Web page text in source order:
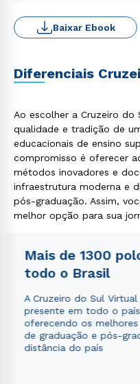
Baixar Ebook
Diferenciais
Ao escolher a Cruzeiro
qualidade e tradição de
educacionais de ensino
compromisso é oferecer
métodos inovadores e
infraestrutura moderna e
pós-graduação. Assim,
melhor opção para sua
Mais de 1300
todo o Brasil
A Cruzeiro do Sul
presente em todo o
oferecendo os melhores
de graduação e pós-
distância do país
Rápido e fácil
WhatsApp
Estou de acordo com a
autorizo que meus
envio de conteúdos da